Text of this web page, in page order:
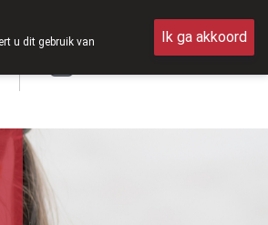
u dit gebruik van
Ik ga akkoord